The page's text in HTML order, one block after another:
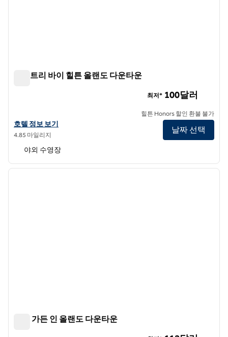
더블트리 바이 힐튼 올랜도 다운타운
더블트리 바이 힐튼 올랜도 다운타운의 호텔 정보 보기
호텔 정보 보기
4.85 마일리지
최저* 100달러
힐튼 Honors 할인 환불 불가
날짜 선택
야외 수영장
1/12
다음
힐튼 가든 인 올랜도 다운타운